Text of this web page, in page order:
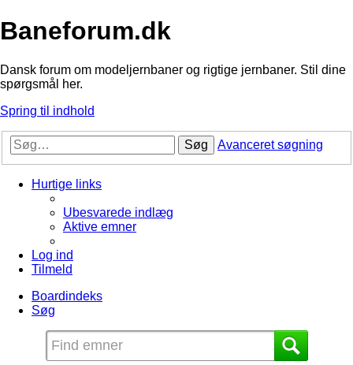
Baneforum.dk
Dansk forum om modeljernbaner og rigtige jernbaner. Stil dine
spørgsmål her.
Spring til indhold
Søg Avanceret søgning
Hurtige links
Ubesvarede indlæg
Aktive emner
Log ind
Tilmeld
Boardindeks
Søg